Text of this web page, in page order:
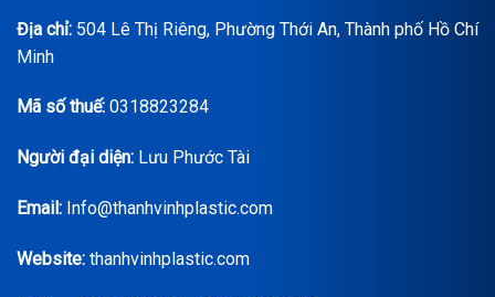
Địa chỉ: 504 Lê Thị Riêng, Phường Thới An, Thành phố Hồ Chí
Minh
Mã số thuế: 0318823284
Người đại diện: Lưu Phước Tài
Email: Info@thanhvinhplastic.com
Website: thanhvinhplastic.com